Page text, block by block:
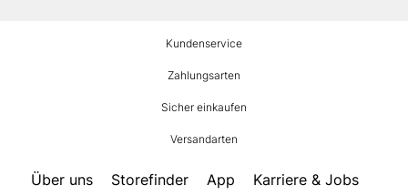
Kundenservice
Zahlungsarten
Sicher einkaufen
Versandarten
Über uns Storefinder App
Karriere & Jobs